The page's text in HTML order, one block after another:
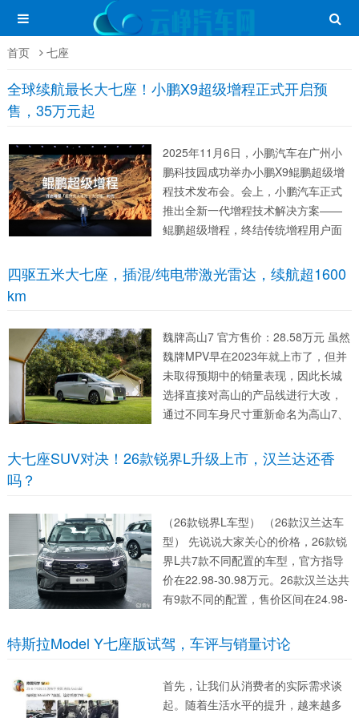
首页 七座
全球续航最长大七座！小鹏X9超级增程正式开启预
售，35万元起
2025年11月6日，小鹏汽车在广州小
鹏科技园成功举办小鹏X9鲲鹏超级增
程技术发布会。会上，小鹏汽车正式
推出全新一代增程技术解决方案——
鲲鹏超级增程，终结传统增程用户面
能耗高、亏电动力弱、增程噪音大的
五大痛点，并宣布首发车型小鹏X9超
四驱五米大七座，插混/纯电带激光雷达，续航超1600
km
魏牌高山7 官方售价：28.58万元 虽然
魏牌MPV早在2023年就上市了，但并
未取得预期中的销量表现，因此长城
选择直接对高山的产品线进行大改，
通过不同车身尺寸重新命名为高山7、
上市，仅推出1款车型，售价为28.58
万元。 虽然从命名和定价来看，...
大七座SUV对决！26款锐界L升级上市，汉兰达还香
吗？
（26款锐界L车型） （26款汉兰达车
型） 先说说大家关心的价格，26款锐
界L共7款不同配置的车型，官方指导
价在22.98-30.98万元。26款汉兰达共
有9款不同的配置，售价区间在24.98-
混动版本两种动力形式，选择性还是
比较丰富的。从价格来看，...
特斯拉Model Y七座版试驾，车评与销量讨论
首先，让我们从消费者的实际需求谈
起。随着生活水平的提升，越来越多